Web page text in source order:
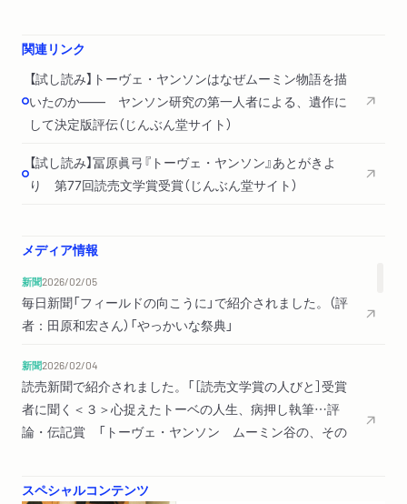
三一歳）
第18章 仕事第一主義をあらためて決意する――一九三八‐四四
年（二四‐三〇歳）
第19章 小さなトロール、世に放たれる――一九三九‐四五年
第20章 アトスと出逢い、言葉にめざめる――一九四三‐四七年
（二九‐三三歳）
四六‐四八年（三二‐三四歳）
第22章 トゥーリッキとあたらしい世界へ――一九五五‐七〇年
（四一‐五六歳）
第23章 シグネの旅立ちとムーミン谷の終焉――一九七〇年
（五六歳）
註
トーヴェ・ヤンソン作品および評伝 邦訳一覧
図版出典
編集附記
関連リンク
【試し読み】トーヴェ・ヤンソンはなぜムーミン物語を描
いたのか―― ヤンソン研究の第一人者による、遺作に
して決定版評伝（じんぶん堂サイト）
【試し読み】冨原眞弓『トーヴェ・ヤンソン』あとがきよ
り 第77回読売文学賞受賞（じんぶん堂サイト）
メディア情報
新聞2026/02/05
毎日新聞「フィールドの向こうに」で紹介されました。（評
者：田原和宏さん）「やっかいな祭典」
新聞2026/02/04
読売新聞で紹介されました。「［読売文学賞の人びと］受賞
者に聞く＜３＞心捉えたトーベの人生、病押し執筆…評
論・伝記賞 「トーヴェ・ヤンソン ムーミン谷の、その
新聞2025/09/27
スペシャルコンテンツ